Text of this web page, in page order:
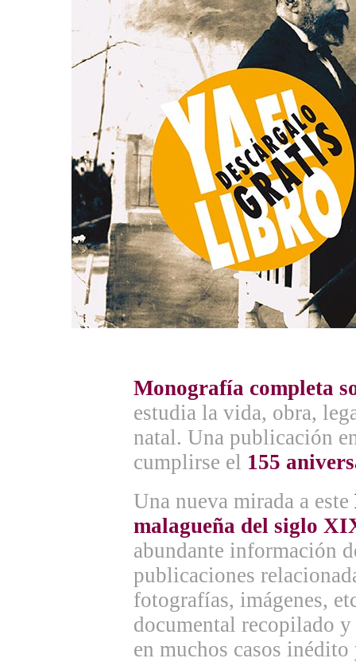
Monografía completa
estudia la vida, obra,
natal. Una publicación
cumplirse el 155
Una nueva mirada a este
malagueña del siglo
abundante información
publicaciones
fotografías, imágenes,
documental recopilado
en muchos casos